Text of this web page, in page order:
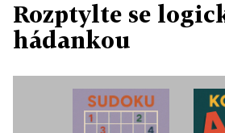
Rozptylte se
hádankou